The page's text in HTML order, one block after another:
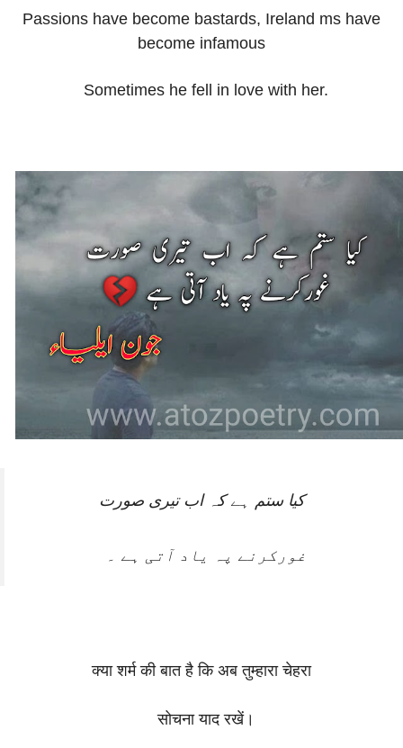
Passions have become bastards, Ireland ms have
become infamous
Sometimes he fell in love with her.
کیا ستم ہے کہ اب تیری صورت
غورکرنے پہ یاد آتی ہے ۔
क्या शर्म की बात है कि अब तुम्हारा चेहरा
सोचना याद रखें।